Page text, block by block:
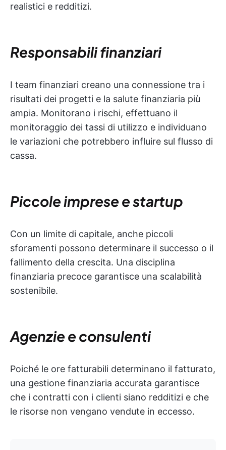
realistici e redditizi.
Responsabili finanziari
I team finanziari creano una connessione tra i
risultati dei progetti e la salute finanziaria più
ampia. Monitorano i rischi, effettuano il
monitoraggio dei tassi di utilizzo e individuano
le variazioni che potrebbero influire sul flusso di
cassa.
Piccole imprese e startup
Con un limite di capitale, anche piccoli
sforamenti possono determinare il successo o il
fallimento della crescita. Una disciplina
finanziaria precoce garantisce una scalabilità
sostenibile.
Agenzie e consulenti
Poiché le ore fatturabili determinano il fatturato,
una gestione finanziaria accurata garantisce
che i contratti con i clienti siano redditizi e che
le risorse non vengano vendute in eccesso.